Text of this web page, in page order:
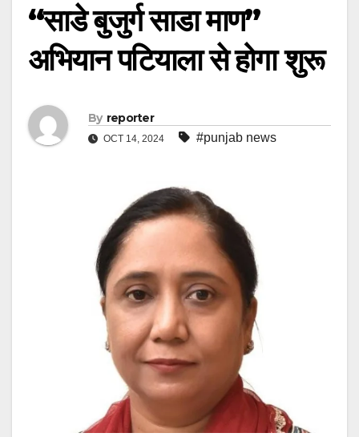
“साडे बुजुर्ग साडा माण”
अभियान पटियाला से होगा शुरू
By reporter
OCT 14, 2024 #punjab news